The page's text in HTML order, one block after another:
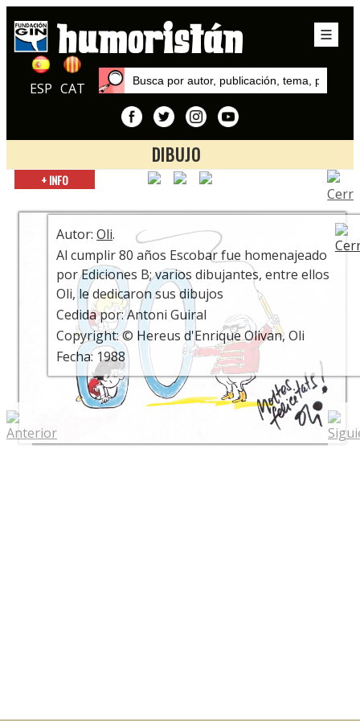
ESP CAT
DIBUJO
Inicio
ESCOBAR / 70 años de Zipi y Zape
+ INFO
Autor:Oli.
Al cumplir 80 años Escobar fue homenajeado
por Ediciones B; varios dibujantes, entre ellos
Oli, le dedicaron sus dibujos
Cedida por: Antoni Guiral
Copyright: © Hereus d'Enrique Olivan, Oli
Fecha: 1988